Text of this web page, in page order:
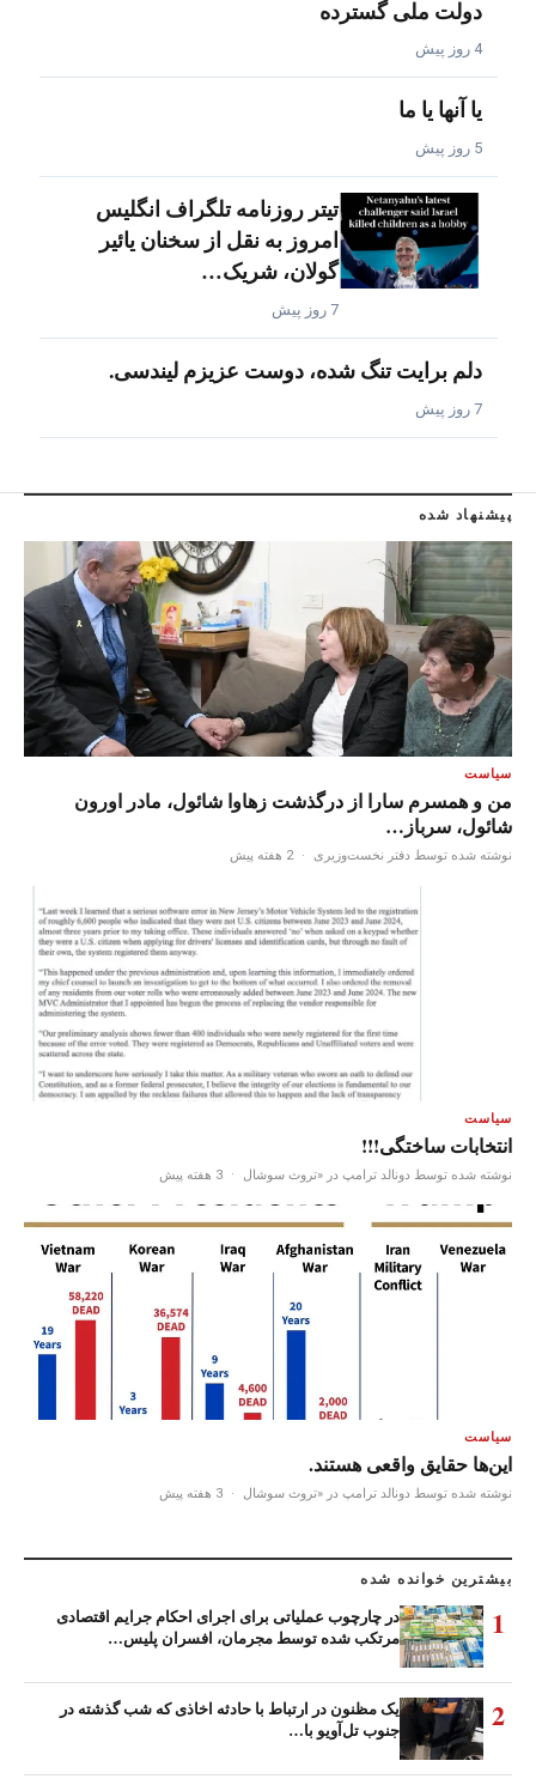
دولت ملی گسترده
4 روز پیش
یا آنها یا ما
5 روز پیش
تیتر روزنامه تلگراف انگلیس
امروز به نقل از سخنان یائیر
گولان، شریک…
7 روز پیش
دلم برایت تنگ شده، دوست عزیزم لیندسی.
7 روز پیش
پیشنهاد شده
سیاست
من و همسرم سارا از درگذشت زهاوا شائول، مادر اورون
شائول، سرباز…
نوشته شده توسط دفتر نخست‌وزیری · 2 هفته پیش
سیاست
انتخابات ساختگی!!!
نوشته شده توسط دونالد ترامپ در «تروث سوشال · 3 هفته پیش
سیاست
این‌ها حقایق واقعی هستند.
نوشته شده توسط دونالد ترامپ در «تروث سوشال · 3 هفته پیش
بیشترین خوانده شده
1
در چارچوب عملیاتی برای اجرای احکام جرایم اقتصادی
مرتکب شده توسط مجرمان، افسران پلیس…
2
یک مظنون در ارتباط با حادثه اخاذی که شب گذشته در
جنوب تل‌آویو با…